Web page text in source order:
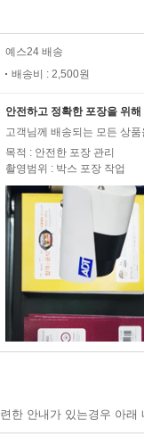
예스24 배송
배송비 : 2,500원
안전하고 정확한 포장을 위
고객님께 배송되는 모든 상
목적 : 안전한 포장 관리
촬영범위 : 박스 포장 작업
한 안내가 있는경우 아